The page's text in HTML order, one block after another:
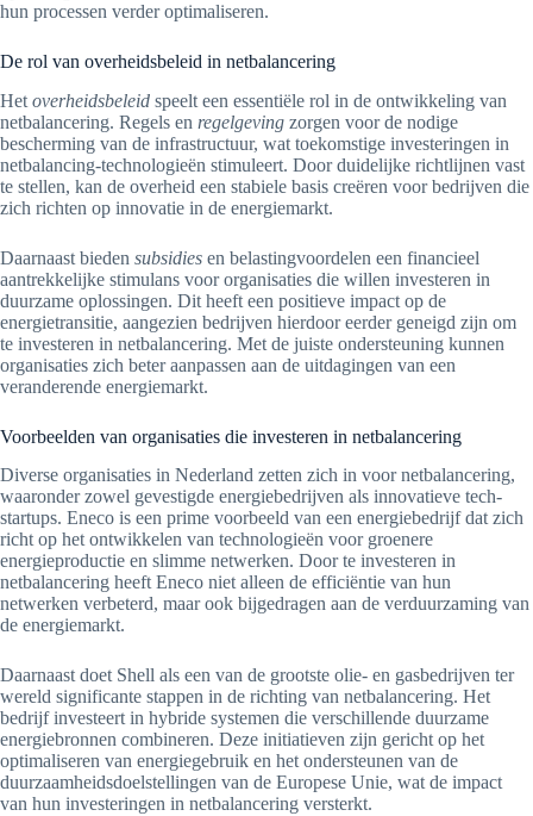
hun processen verder optimaliseren.
De rol van overheidsbeleid in netbalancering
Het overheidsbeleid speelt een essentiële rol in de ontwikkeling van
netbalancering. Regels en regelgeving zorgen voor de nodige
bescherming van de infrastructuur, wat toekomstige investeringen in
netbalancing-technologieën stimuleert. Door duidelijke richtlijnen vast
te stellen, kan de overheid een stabiele basis creëren voor bedrijven die
zich richten op innovatie in de energiemarkt.
Daarnaast bieden subsidies en belastingvoordelen een financieel
aantrekkelijke stimulans voor organisaties die willen investeren in
duurzame oplossingen. Dit heeft een positieve impact op de
energietransitie, aangezien bedrijven hierdoor eerder geneigd zijn om
te investeren in netbalancering. Met de juiste ondersteuning kunnen
organisaties zich beter aanpassen aan de uitdagingen van een
veranderende energiemarkt.
Voorbeelden van organisaties die investeren in netbalancering
Diverse organisaties in Nederland zetten zich in voor netbalancering,
waaronder zowel gevestigde energiebedrijven als innovatieve tech-
startups. Eneco is een prime voorbeeld van een energiebedrijf dat zich
richt op het ontwikkelen van technologieën voor groenere
energieproductie en slimme netwerken. Door te investeren in
netbalancering heeft Eneco niet alleen de efficiëntie van hun
netwerken verbeterd, maar ook bijgedragen aan de verduurzaming van
de energiemarkt.
Daarnaast doet Shell als een van de grootste olie- en gasbedrijven ter
wereld significante stappen in de richting van netbalancering. Het
bedrijf investeert in hybride systemen die verschillende duurzame
energiebronnen combineren. Deze initiatieven zijn gericht op het
optimaliseren van energiegebruik en het ondersteunen van de
duurzaamheidsdoelstellingen van de Europese Unie, wat de impact
van hun investeringen in netbalancering versterkt.